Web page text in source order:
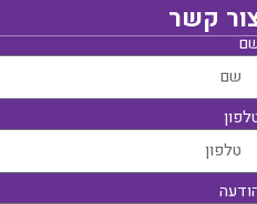
קשר